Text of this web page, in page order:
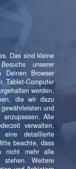
ist ein wichtiger
-
dass
als ein
sondern viel